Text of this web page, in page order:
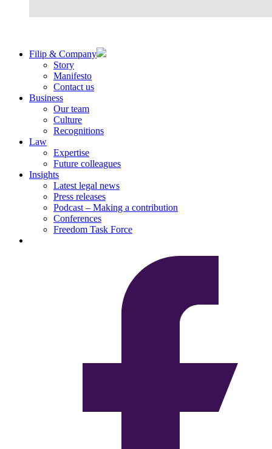
Filip & Company
Story
Manifesto
Contact us
Business
Our team
Culture
Recognitions
Law
Expertise
Future colleagues
Insights
Latest legal news
Press releases
Podcast – Making a contribution
Conferences
Freedom Task Force